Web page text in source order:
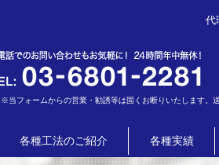
代
※当フォームからの営業・勧誘等は固くお断りいたします。
各種工法のご紹介 各種実績